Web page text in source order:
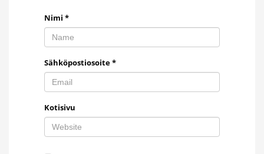
Nimi *
Sähköpostiosoite*
Kotisivu